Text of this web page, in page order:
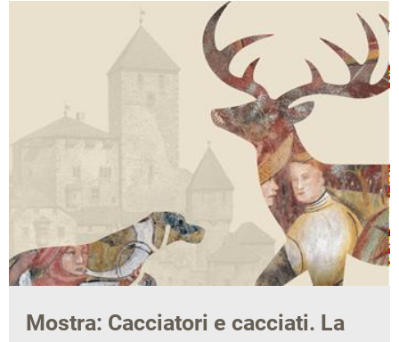
Mostra: Cacciatori e cacciati. La